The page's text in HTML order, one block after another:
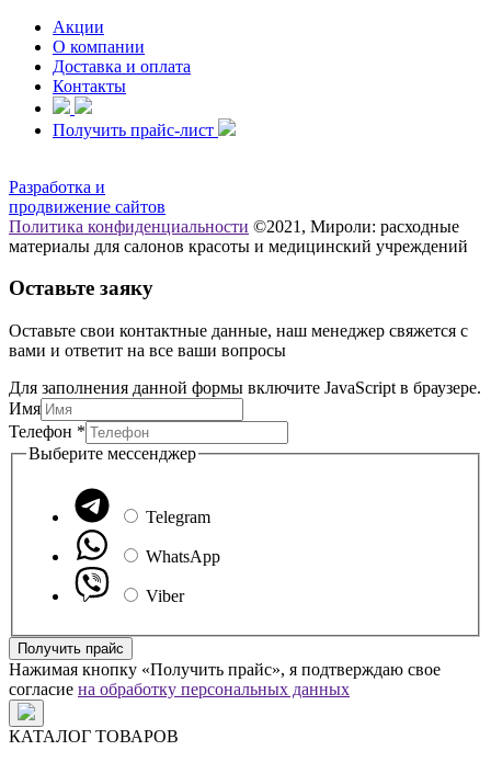
Акции
О компании
Доставка и оплата
Контакты
Получить прайс-лист
Разработка и
продвижение сайтов
Политика конфиденциальности ©2021, Мироли: расходные
материалы для салонов красоты и медицинский учреждений
Оставьте заяку
Оставьте свои контактные данные, наш менеджер свяжется с
вами и ответит на все ваши вопросы
Для заполнения данной формы включите JavaScript в браузере.
Имя
Телефон *
Имя
мессенджер
Выберите мессенджер
Telegram
WhatsApp
Viber
Получить прайс
Нажимая кнопку «Получить прайс», я подтверждаю свое
согласие на обработку персональных данных
КАТАЛОГ ТОВАРОВ